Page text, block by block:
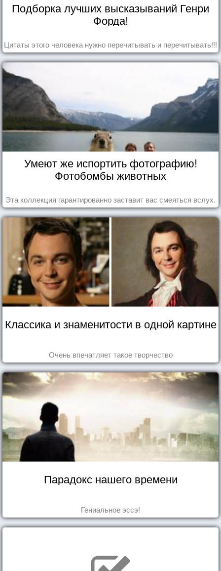
Подборка лучших высказываний Генри
Форда!
Цитаты этого человека нужно перечитывать и перечитывать!!!
Умеют же испортить фотографию!
Фотобомбы животных
Эта коллекция гарантированно заставит вас смеяться вслух.
Классика и знаменитости в одной картине
Очень впечатляет такое творчество
Парадокс нашего времени
Гениальное эссэ!